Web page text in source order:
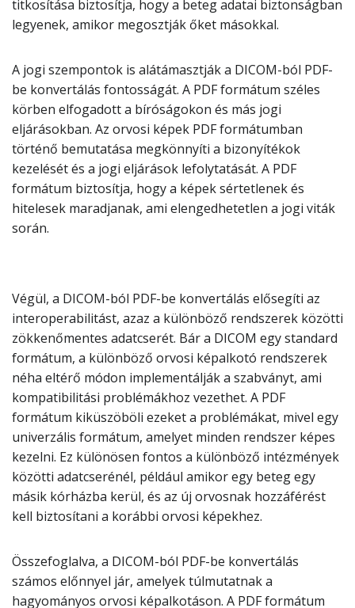
titkosítása biztosítja, hogy a beteg adatai biztonságban
legyenek, amikor megosztják őket másokkal.
A jogi szempontok is alátámasztják a DICOM-ból PDF-
be konvertálás fontosságát. A PDF formátum széles
körben elfogadott a bíróságokon és más jogi
eljárásokban. Az orvosi képek PDF formátumban
történő bemutatása megkönnyíti a bizonyítékok
kezelését és a jogi eljárások lefolytatását. A PDF
formátum biztosítja, hogy a képek sértetlenek és
hitelesek maradjanak, ami elengedhetetlen a jogi viták
során.
Végül, a DICOM-ból PDF-be konvertálás elősegíti az
interoperabilitást, azaz a különböző rendszerek közötti
zökkenőmentes adatcserét. Bár a DICOM egy standard
formátum, a különböző orvosi képalkotó rendszerek
néha eltérő módon implementálják a szabványt, ami
kompatibilitási problémákhoz vezethet. A PDF
formátum kiküszöböli ezeket a problémákat, mivel egy
univerzális formátum, amelyet minden rendszer képes
kezelni. Ez különösen fontos a különböző intézmények
közötti adatcserénél, például amikor egy beteg egy
másik kórházba kerül, és az új orvosnak hozzáférést
kell biztosítani a korábbi orvosi képekhez.
Összefoglalva, a DICOM-ból PDF-be konvertálás
számos előnnyel jár, amelyek túlmutatnak a
hagyományos orvosi képalkotáson. A PDF formátum